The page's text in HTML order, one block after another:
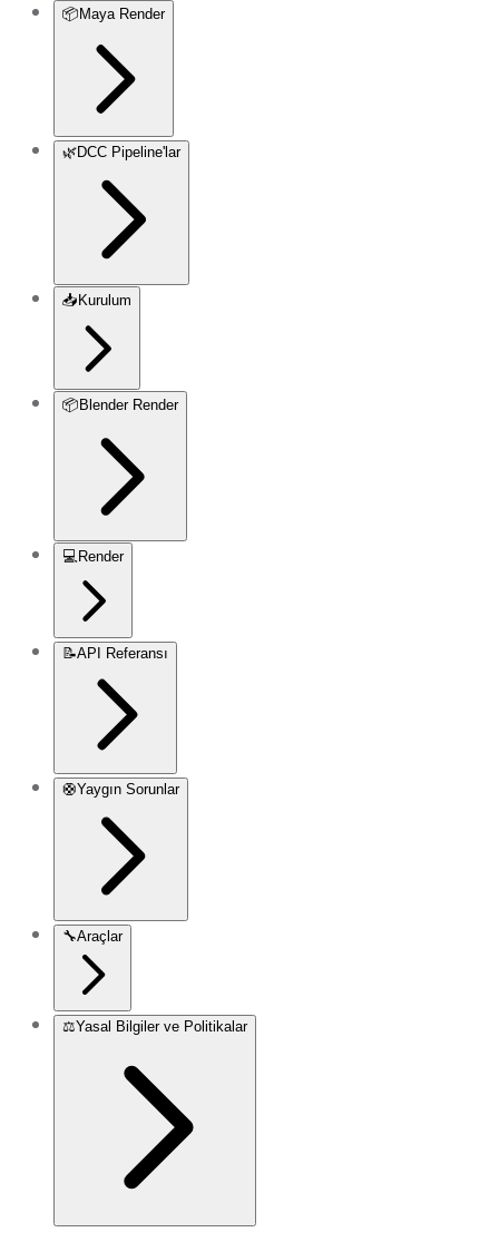
📦 Maya Render
🌿DCC Pipeline'lar
📥 Kurulum
📦 Blender Render
💻 Render
📝API Referansı
🛟Yaygın Sorunlar
🔧Araçlar
⚖️Yasal Bilgiler ve Politikalar